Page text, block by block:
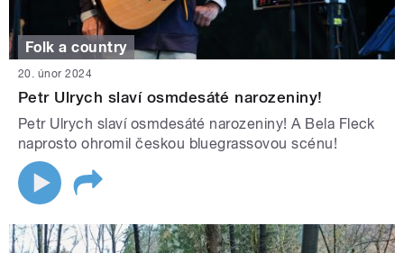
Folk a country
20. únor 2024
Petr Ulrych slaví osmdesáté narozeniny!
Petr Ulrych slaví osmdesáté narozeniny! A Bela Fleck
naprosto ohromil českou bluegrassovou scénu!